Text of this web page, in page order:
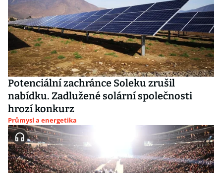
Potenciální zachránce Soleku zrušil
nabídku. Zadlužené solární společnosti
hrozí konkurz
Průmysl a energetika